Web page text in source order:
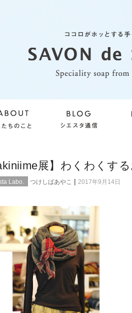
展】わくわくす
Labo. つけしばあやこ | 2017年9月14日